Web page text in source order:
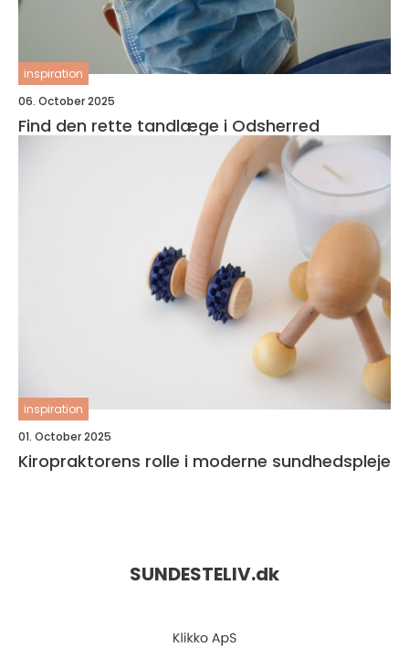
inspiration
06. October 2025
Find den rette tandlæge i Odsherred
inspiration
01. October 2025
Kiropraktorens rolle i moderne sundhedspleje
SUNDESTELIV.dk